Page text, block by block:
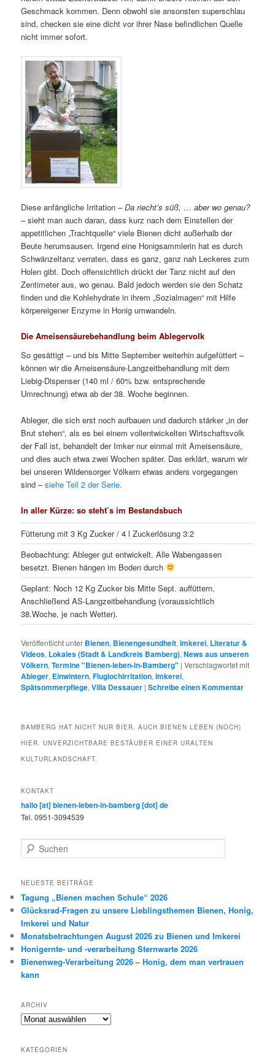
Geschmack kommen. Denn obwohl sie ansonsten superschlau
sind, checken sie eine dicht vor ihrer Nase befindlichen Quelle
nicht immer sofort.
Diese anfängliche Irritation– Da riecht’s süß, … aber wo genau?
–sieht man auch daran, dass kurz nach dem Einstellen der
appetitlichen „Trachtquelle“ viele Bienen dicht außerhalb der
Beute herumsausen. Irgend eine Honigsammlerin hat es durch
Schwänzeltanz verraten, dass es ganz, ganz nah Leckeres zum
Holen gibt. Doch offensichtlich drückt der Tanz nicht auf den
Zentimeter aus, wo genau. Bald jedoch werden sie den Schatz
finden und die Kohlehydrate in ihrem „Sozialmagen“ mit Hilfe
körpereigener Enzyme in Honig umwandeln.
Die Ameisensäurebehandlung beim Ablegervolk
So gesättigt – und bis Mitte September weiterhin aufgefüttert –
können wir die Ameisensäure-Langzeitbehandlung mit dem
Liebig-Dispenser (140 ml / 60% bzw. entsprechende
Umrechnung) etwa ab der 38. Woche beginnen.
Ableger, die sich erst noch aufbauen und dadurch stärker „in der
Brut stehen“, als es bei einem vollentwickelten Wirtschaftsvolk
der Fall ist, behandelt der Imker nur einmal mit Ameisensäure,
und dies auch etwa zwei Wochen später. Das erklärt, warum wir
bei unseren Wildensorger Völkern etwas anders vorgegangen
sind –siehe Teil 2 der Serie.
In aller Kürze: so steht’s im Bestandsbuch
Fütterung mit 3 Kg Zucker / 4 l Zuckerlösung 3:2
Beobachtung: Ableger gut entwickelt. Alle Wabengassen
besetzt. Bienen hängen im Boden durch
Geplant: Noch 12 Kg Zucker bis Mitte Sept. auffüttern.
Anschließend AS-Langzeitbehandlung (voraussichtlich
38.Woche, je nach Wetter).
Veröffentlicht unter Bienen, Bienengesundheit,Imkerei, Literatur &
Videos, Lokales (Stadt & Landkreis Bamberg),News aus unseren
Völkern,Termine "Bienen-leben-in-Bamberg" |Verschlagwortet mit
Ableger, Einwintern,Fluglochirritation,Imkerei,
Spätsommerpflege,Villa Dessauer |Schreibe einen Kommentar
BAMBERG HAT NICHT NUR BIER. AUCH BIENEN LEBEN (NOCH)
HIER. UNVERZICHTBARE BESTÄUBER EINER URALTEN
KULTURLANDSCHAFT.
KONTAKT
hallo [at] bienen-leben-in-bamberg [dot] de
Tel. 0951-3094539
u
h
n
NEUESTE BEITRÄGE
Tagung „Bienen machen Schule“ 2026
Glücksrad-Fragen zu unsere Lieblingsthemen Bienen, Honig,
Imkerei und Natur
Monatsbetrachtungen August 2026 zu Bienen und Imkerei
Honigernte- und -verarbeitung Sternwarte 2026
Bienenweg-Verarbeitung 2026 – Honig, dem man vertrauen
kann
ARCHIV
Archiv
KATEGORIEN